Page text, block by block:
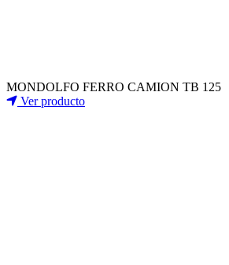
MONDOLFO FERRO CAMION TB 125
Ver producto